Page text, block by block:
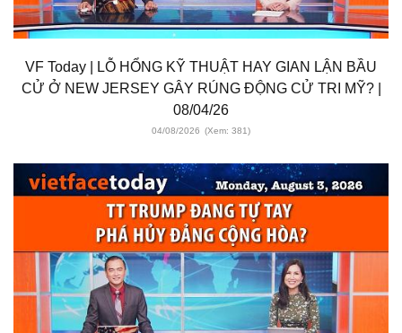
VF Today | LỖ HỔNG KỸ THUẬT HAY GIAN LẬN BẦU
CỬ Ở NEW JERSEY GÂY RÚNG ĐỘNG CỬ TRI MỸ? |
08/04/26
04/08/2026 (Xem: 381)